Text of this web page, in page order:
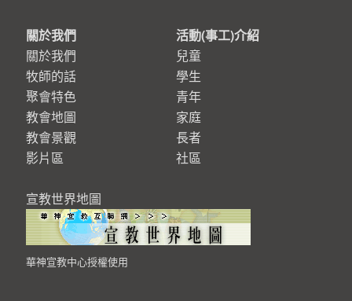
關於我們
關於我們
牧師的話
聚會特色
教會地圖
教會景觀
影片區
宣教世界地圖
華神宣教中心授權使用
活動(事工)介紹
兒童
學生
青年
家庭
長者
社區